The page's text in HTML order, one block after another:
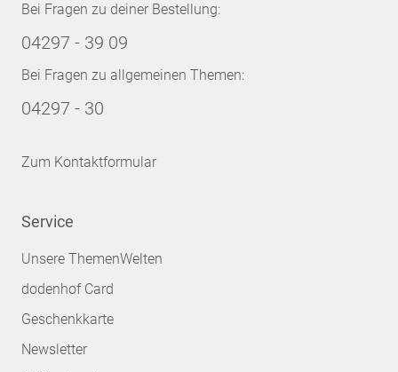
Bei Fragen zu deiner Bestellung:
04297 - 39 09
Bei Fragen zu allgemeinen Themen:
04297 - 30
Zum Kontaktformular
Service
Unsere ThemenWelten
dodenhof Card
Geschenkkarte
Newsletter